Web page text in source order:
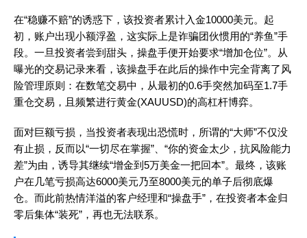
在“稳赚不赔”的诱惑下，该投资者累计入金10000美元。起
初，账户出现小额浮盈，这实际上是诈骗团伙惯用的“养鱼”手
段。一旦投资者尝到甜头，操盘手便开始要求“增加仓位”。从
曝光的交易记录来看，该操盘手在此后的操作中完全背离了风
险管理原则：在数笔交易中，从最初的0.6手突然加码至1.7手
重仓交易，且频繁进行黄金(XAUUSD)的高杠杆博弈。
面对巨额亏损，当投资者表现出恐慌时，所谓的“大师”不仅没
有止损，反而以“一切尽在掌握”、“你的资金太少，抗风险能力
差”为由，诱导其继续“增金到5万美金一把回本”。最终，该账
户在几笔亏损高达6000美元乃至8000美元的单子后彻底爆
仓。而此前热情洋溢的客户经理和“操盘手”，在投资者本金归
零后集体“装死”，再也无法联系。